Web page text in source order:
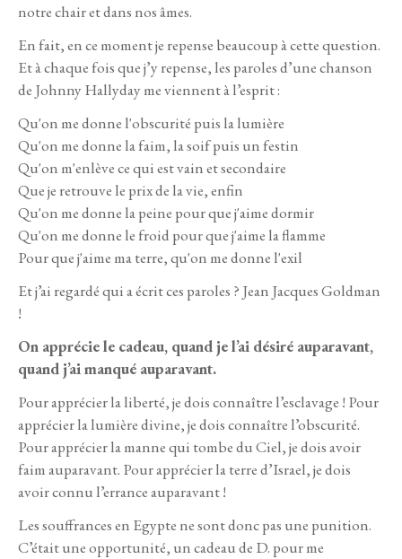
notre chair et dans nos âmes.
En fait, en ce moment je repense beaucoup à cette question.
Et à chaque fois que j’y repense, les paroles d’une chanson
de Johnny Hallyday me viennent à l’esprit :
Qu'on me donne l'obscurité puis la lumière
Qu'on me donne la faim, la soif puis un festin
Qu'on m'enlève ce qui est vain et secondaire
Que je retrouve le prix de la vie, enfin
Qu'on me donne la peine pour que j'aime dormir
Qu'on me donne le froid pour que j'aime la flamme
Pour que j'aime ma terre, qu'on me donne l'exil
Et j’ai regardé qui a écrit ces paroles ? Jean Jacques Goldman
!
On apprécie le cadeau, quand je l’ai désiré auparavant,
quand j’ai manqué auparavant.
Pour apprécier la liberté, je dois connaître l’esclavage ! Pour
apprécier la lumière divine, je dois connaître l’obscurité.
Pour apprécier la manne qui tombe du Ciel, je dois avoir
faim auparavant. Pour apprécier la terre d’Israel, je dois
avoir connu l’errance auparavant !
Les souffrances en Egypte ne sont donc pas une punition.
C’était une opportunité, un cadeau de D. pour me